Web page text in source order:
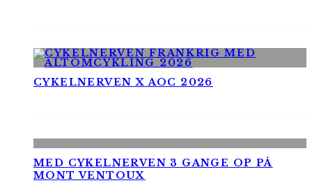
CYKELNERVEN X AOC 2026
MED CYKELNERVEN 3 GANGE OP PÅ
MONT VENTOUX